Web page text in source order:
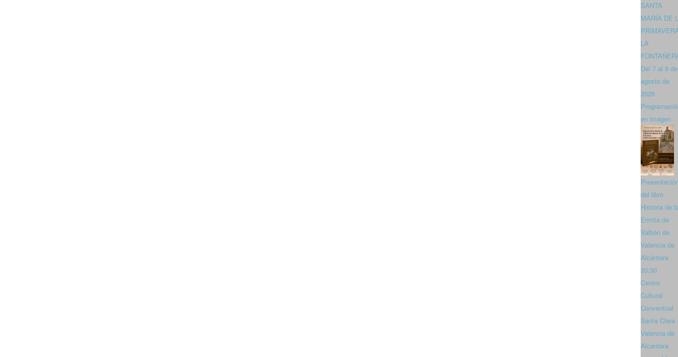
SANTA
MARÍA DE
LA
Del 7 al 9 de
agosto de
2026
en imagen
del libro
Historia de
Ermita de
Valbón de
Valencia de
Alcántara
20:30
Centro
Cultural
Conventual
Santa Clara
Valencia de
Alcántara